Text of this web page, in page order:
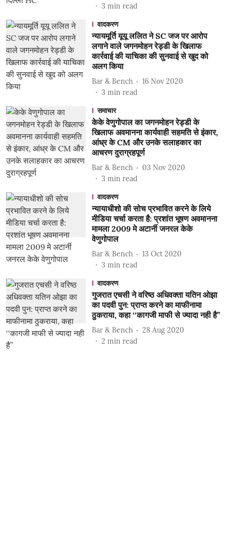
3 min read
वादकरण
न्यायमूर्ति यूयू ललित ने SC जज पर आरोप
लगाने वाले जगनमोहन रेड्डी के खिलाफ
कार्रवाई की याचिका की सुनवाई से खुद को
अलग किया
Bar & Bench
16 Nov 2020
3 min read
समाचार
केके वेणुगोपाल का जगनमोहन रेड्डी के
खिलाफ अवमानना कार्यवाही सहमति से इंकार,
आंध्र के CM और उनके सलाहकार का
आचरण दुराग्रहपूर्ण
Bar & Bench
03 Nov 2020
3 min read
वादकरण
न्यायाधीशो की सोच प्रभावित करने के लिये
मीडिया चर्चा करता है: प्रशांत भूषण अवमानना
मामला 2009 मे अटार्नी जनरल केके
वेणुगोपाल
Bar & Bench
13 Oct 2020
3 min read
वादकरण
गुजरात एचसी ने वरिष्ठ अधिवक्ता यतिन ओझा
का पदवी पुन: प्राप्त करने का माफीनामा
ठुकराया, कहा ‘‘कागजी माफी से ज्यादा नही है’’
Bar & Bench
28 Aug 2020
2 min read